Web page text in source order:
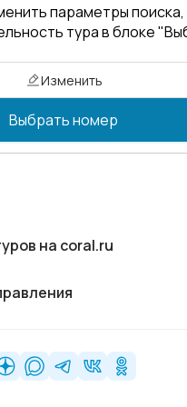
параметры поиска,
тура в блоке
Изменить
Выбрать номер
на coral.ru